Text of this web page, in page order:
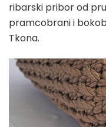
ribarski pribor od
pramcobrani i
Tkona.